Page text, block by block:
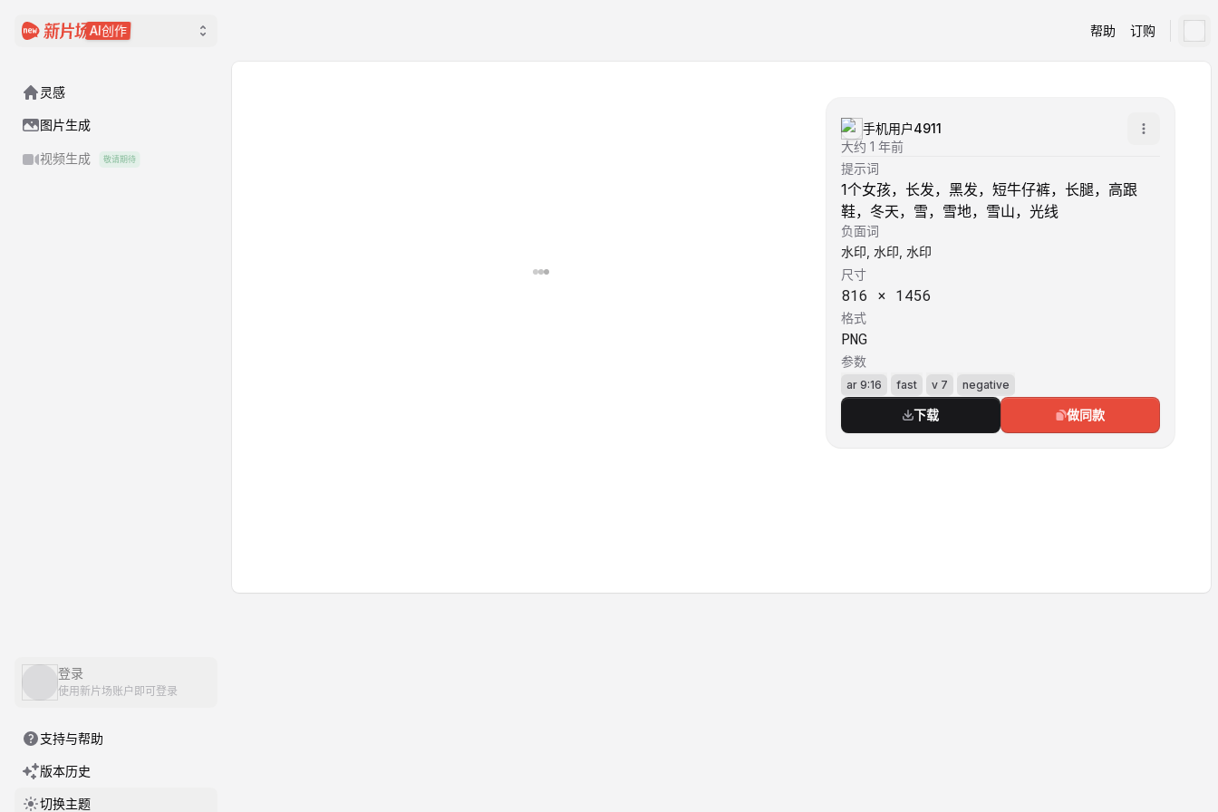
AI创作
灵感
图片生成
视频生成 敬请期待
登录
使用新片场账户即可登录
支持与帮助
版本历史
切换主题
帮助 订购
手机用户4911
大约 1 年前
提示词
1个女孩，长发，黑发，短牛仔裤，长腿，高跟
鞋，冬天，雪，雪地，雪山，光线
负面词
水印, 水印, 水印
尺寸
816 × 1456
格式
PNG
参数
ar 9:16 fast v 7 negative
下载 做同款